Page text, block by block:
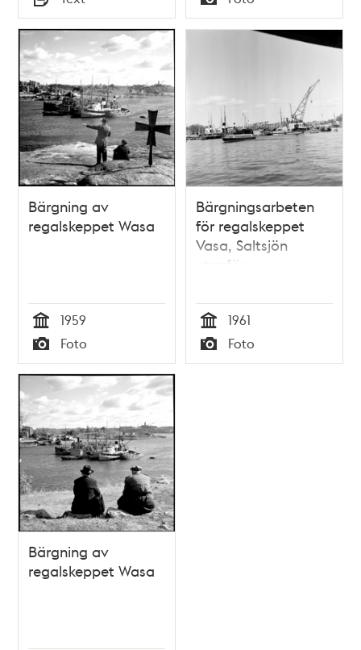
Typ Typ
Bärgning av
regalskeppet Wasa
Tid
1959
Typ
Foto
Bärgningsarbeten
för regalskeppet
Vasa, Saltsjön
utanför
förgrunden
sightseeingbåt
Tid
1961
Typ
Foto
Bärgning av
regalskeppet Wasa